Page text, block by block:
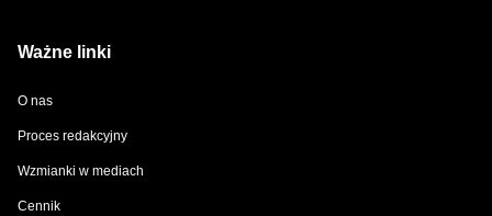
Ważne linki
O nas
Proces redakcyjny
Wzmianki w mediach
Cennik